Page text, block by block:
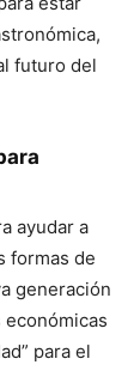
futuro del
ayudar a
formas de
generación
para el